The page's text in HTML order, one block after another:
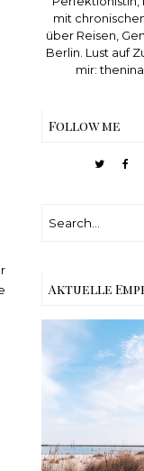
mit
über Reisen,
Berlin. Lust auf
mir:
Follow me
Aktuelle